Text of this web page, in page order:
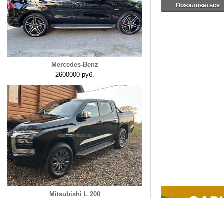
Mercedes-Benz
2600000 руб.
Mitsubishi L 200
Пожаловаться